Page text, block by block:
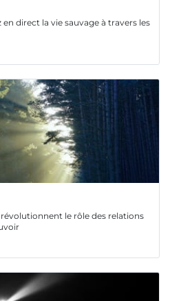
direct la vie sauvage à travers les
le rôle des relations